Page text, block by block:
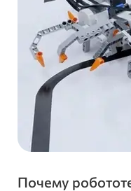
Почему